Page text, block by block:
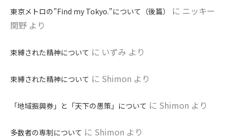
東京メトロの”Find my Tokyo.”について（後篇） に ニッキー
関野 より
束縛された精神について に いずみ より
束縛された精神について に Shimon より
「地域振興券」と「天下の愚策」について に Shimon より
多数者の専制について に Shimon より